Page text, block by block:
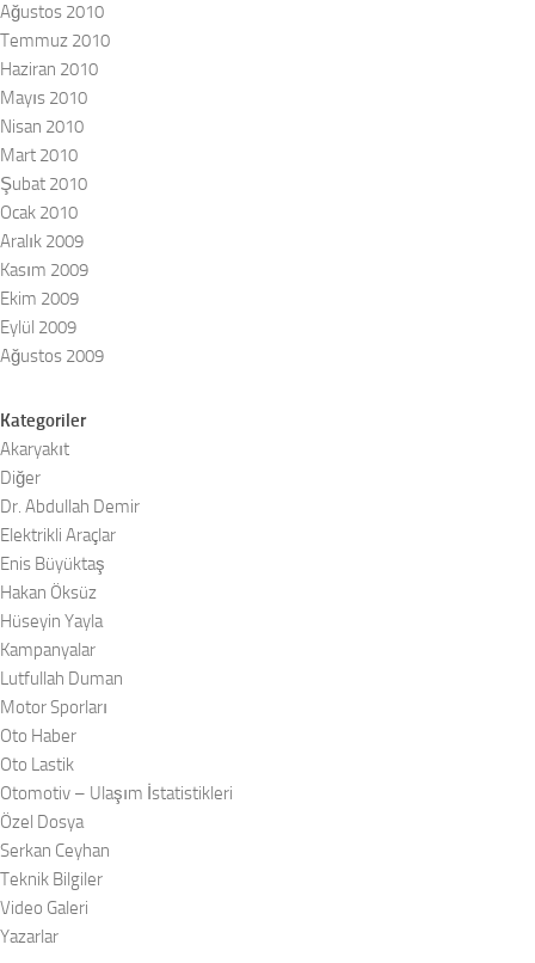
Ağustos 2010
Temmuz 2010
Haziran 2010
Mayıs 2010
Nisan 2010
Mart 2010
Şubat 2010
Ocak 2010
Aralık 2009
Kasım 2009
Ekim 2009
Eylül 2009
Ağustos 2009
Kategoriler
Akaryakıt
Diğer
Dr. Abdullah Demir
Elektrikli Araçlar
Enis Büyüktaş
Hakan Öksüz
Hüseyin Yayla
Kampanyalar
Lutfullah Duman
Motor Sporları
Oto Haber
Oto Lastik
Otomotiv – Ulaşım İstatistikleri
Özel Dosya
Serkan Ceyhan
Teknik Bilgiler
Video Galeri
Yazarlar